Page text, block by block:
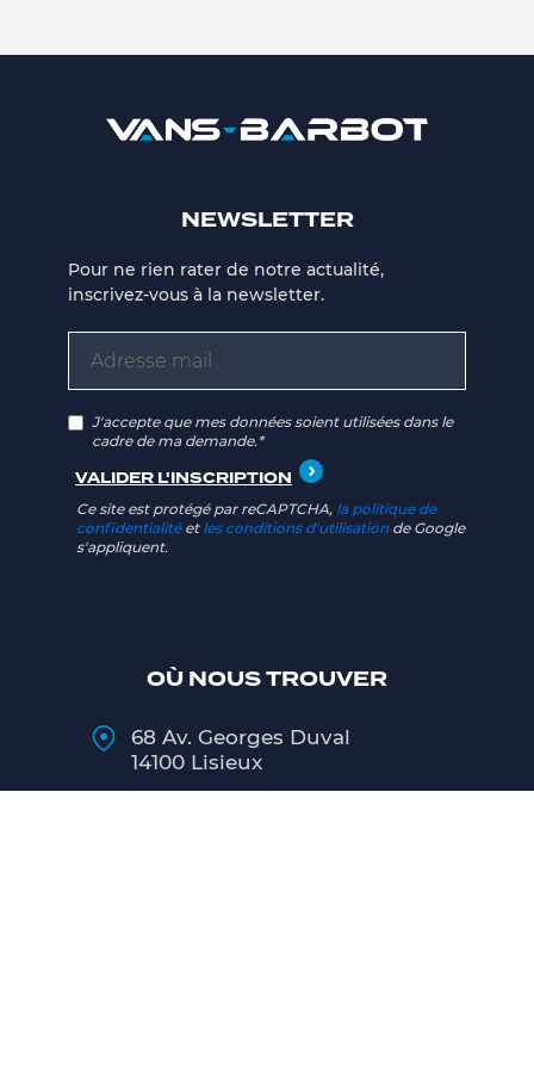
OÙ NOUS TROUVER
68 Av. Georges Duval
14100 Lisieux
NEWSLETTER
Pour ne rien rater de notre actualité,
inscrivez-vous à la newsletter.
J'accepte que mes données soient utilisées dans le
cadre de ma demande.*
Ce site est protégé par reCAPTCHA, la politique de
confidentialitéet les conditions d'utilisation de Google
s'appliquent.